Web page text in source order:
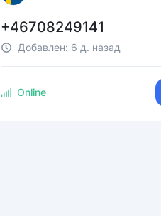
+46708249141
Добавлен: 6 д. назад
Online